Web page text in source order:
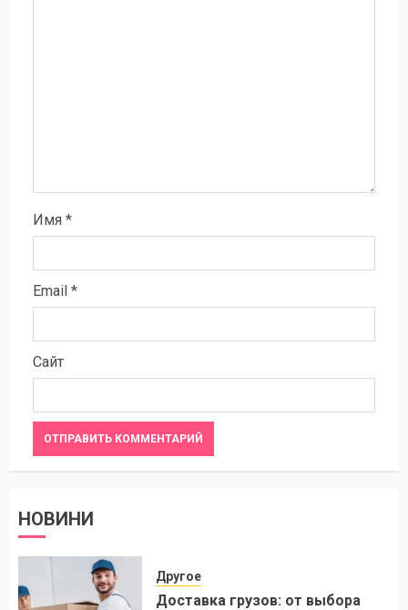
Имя *
Email *
Сайт
НОВИНИ
Другое
Доставка грузов: от выбора